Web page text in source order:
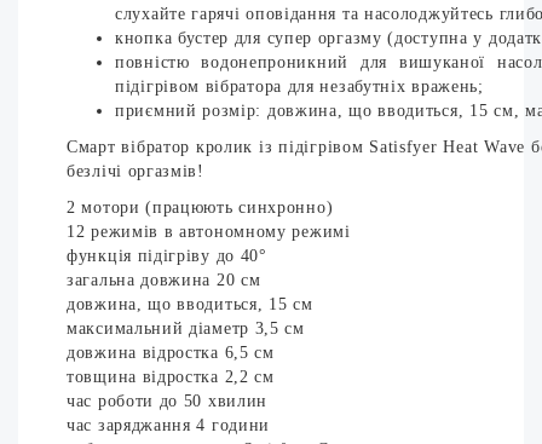
слухайте гарячі оповідання та насолоджуйтесь
кнопка бустер для супер оргазму (доступна у
повністю водонепроникний для вишуканої
підігрівом вібратора для незабутніх вражень;
приємний розмір: довжина, що вводиться, 15 см,
Смарт вібратор кролик із підігрівом Satisfyer Heat
безлічі оргазмів!
2 мотори (працюють синхронно)
12 режимів в автономному режимі
функція підігріву до 40°
загальна довжина 20 см
довжина, що вводиться, 15 см
максимальний діаметр 3,5 см
довжина відростка 6,5 см
товщина відростка 2,2 см
час роботи до 50 хвилин
час заряджання 4 години